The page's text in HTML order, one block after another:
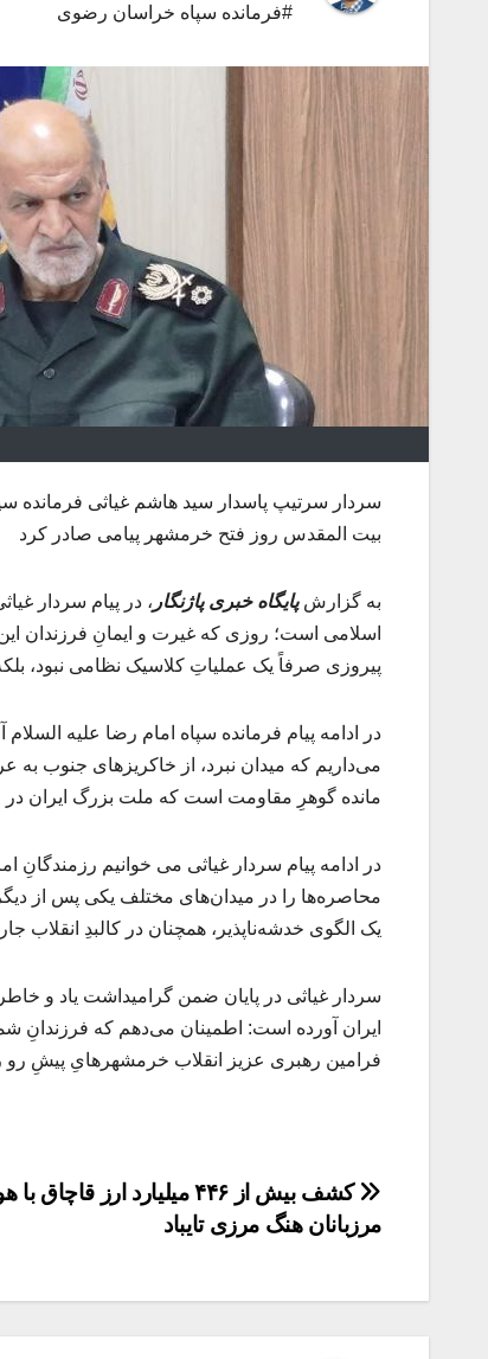
#فرمانده سپاه خراسان رضوی
سردار سرتیپ پاسدار سید هاشم غیاثی فرمانده
بیت المقدس روز فتح خرمشهر پیامی صادر کرد
به گزارشپایگاه خبری پاژنگار ، در پیام سردار
اسلامی است؛ روزی که غیرت و ایمانِ فرزندان
پیروزی صرفاً یک عملیاتِ کلاسیک نظامی نبود،
در ادامه پیام فرمانده سپاه امام رضا علیه
می‌داریم که میدان‌ نبرد، از خاکریزهای جنوب به
مانده گوهرِ مقاومت است که ملت بزرگ ایران در
در ادامه پیام سردار غیاثی می خوانیم رزمندگانِ
محاصره‌ها را در میدان‌های مختلف یکی پس از
یک الگوی خدشه‌ناپذیر، همچنان در کالبدِ انقلاب
سردار غیاثی در پایان ضمن گرامیداشت یاد و
ایران آورده است: اطمینان می‌دهم که فرزندانِ
فرامین رهبری عزیز انقلاب خرمشهرهایِ پیشِ رو را
راهبری
نوشته
کشف بیش از ۴۴۶ میلیارد ارز
مرزبانان هنگ مرزی تایباد